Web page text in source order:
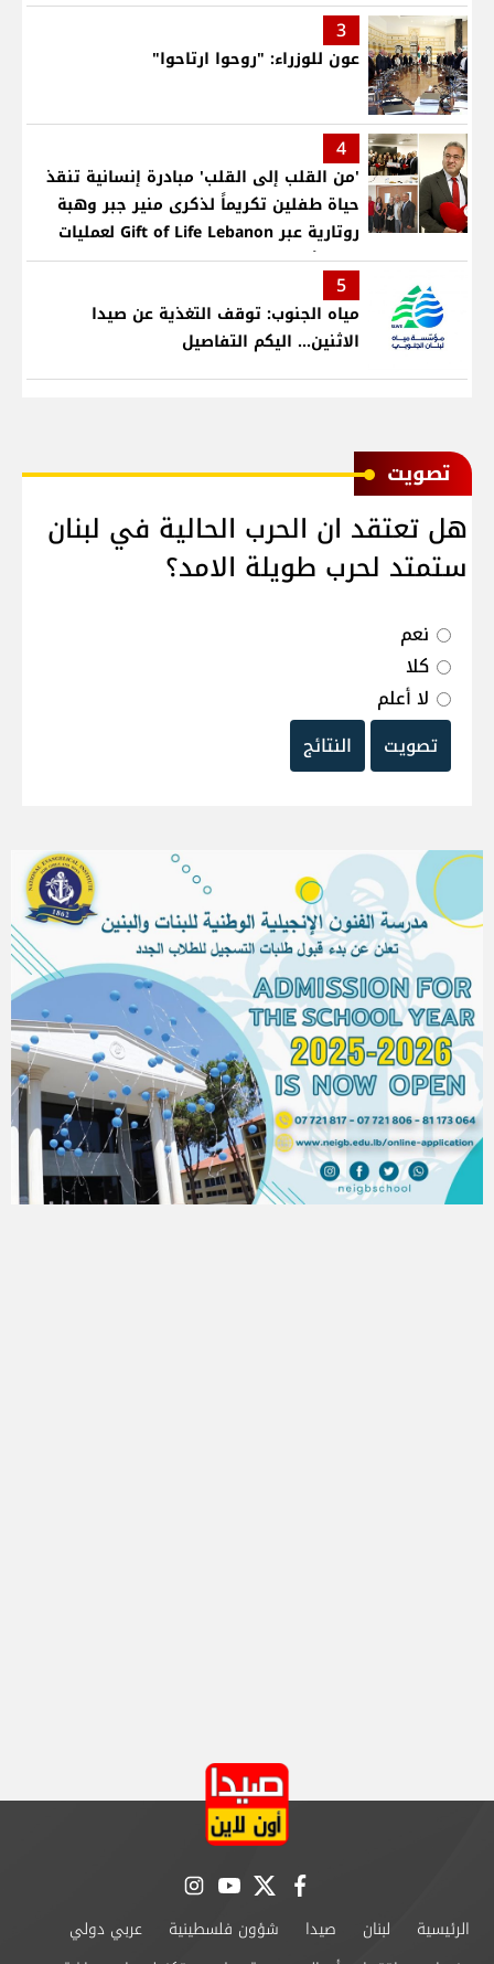
3
عون للوزراء: "روحوا ارتاحوا"
4
'من القلب إلى القلب' مبادرة إنسانية تنقذ
حياة طفلين تكريماً لذكرى منير جبر وهبة
روتارية عبر Gift of Life Lebanon لعمليات
قلب لأطفال في مستشفى حمود الجامعي
5
مياه الجنوب: توقف التغذية عن صيدا
الاثنين... اليكم التفاصيل
ﺗﺼﻮﻳﺖ
هل تعتقد ان الحرب الحالية في لبنان
ستمتد لحرب طويلة الامد؟
نعم
كلا
لا أعلم
تصويت
النتائج
facebook
twitter
youtube
instagram
الرئيسية لبنان صيدا شؤون فلسطينية
عربي دولي